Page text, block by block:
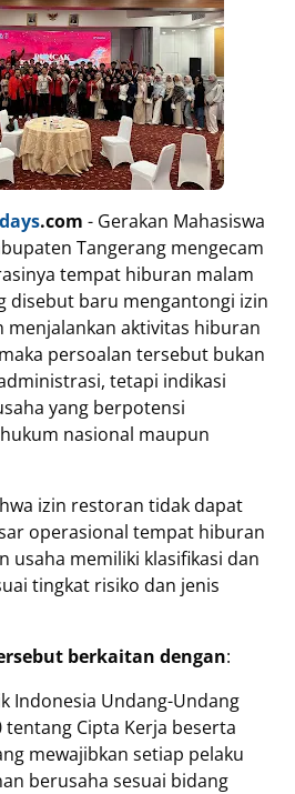
.com - Gerakan Mahasiswa
Tangerang mengecam
tempat hiburan malam
disebut baru mengantongi izin
aktivitas hiburan
persoalan tersebut bukan
tetapi indikasi
yang berpotensi
nasional maupun
izin restoran tidak dapat
operasional tempat hiburan
usaha memiliki klasifikasi dan
tingkat risiko dan jenis
berkaitan dengan:
Indonesia Undang-Undang
Cipta Kerja beserta
mewajibkan setiap pelaku
berusaha sesuai bidang